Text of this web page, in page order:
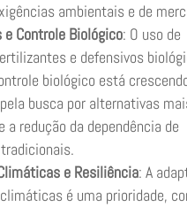
ambientais e de
e Controle Biológico: O uso de
e defensivos
biológico está
busca por alternativas
a redução da dependência de
e Resiliência: A
é uma prioridade,